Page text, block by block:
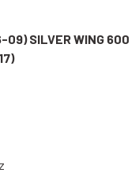
09) SILVER WING 600